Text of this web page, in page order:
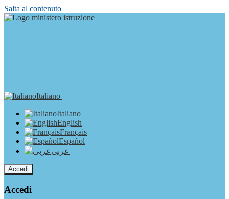
Salta al contenuto
Italiano
Italiano
English
Français
Español
عربى
Accedi
Accedi